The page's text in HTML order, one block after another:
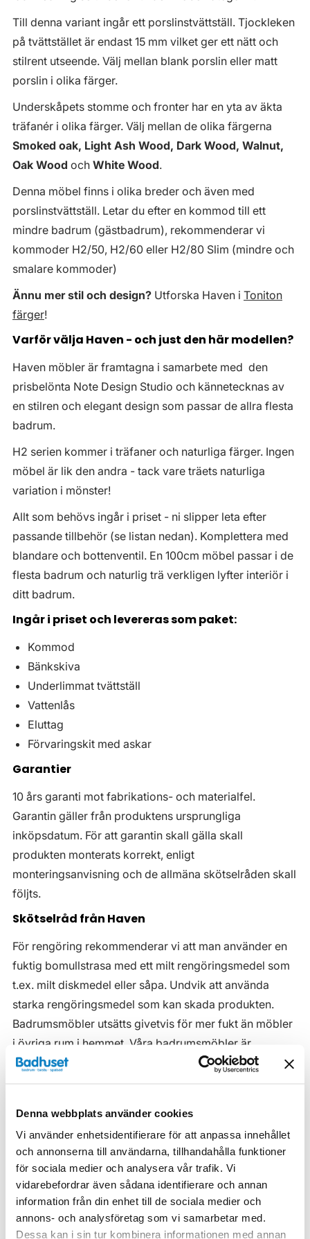
Denna webbplats använder cookies
Vi använder enhetsidentifierare för att anpassa innehållet
och annonserna till användarna, tillhandahålla funktioner
för sociala medier och analysera vår trafik. Vi
vidarebefordrar även sådana identifierare och annan
information från din enhet till de sociala medier och
annons- och analysföretag som vi samarbetar med.
Dessa kan i sin tur kombinera informationen med annan
Till denna variant ingår ett porslinstvättställ. Tjockleken
på tvättstället är endast 15 mm vilket ger ett nätt och
stilrent utseende. Välj mellan blank porslin eller matt
porslin i olika färger.
Underskåpets stomme och fronter har en yta av äkta
träfanér i olika färger. Välj mellan de olika färgerna
Smoked oak, Light Ash Wood, Dark Wood, Walnut,
Oak Wood och White Wood.
Denna möbel finns i olika breder och även med
porslinstvättställ. Letar du efter en kommod till ett
mindre badrum (gästbadrum), rekommenderar vi
kommoder H2/50, H2/60 eller H2/80 Slim (mindre och
smalare kommoder)
Ännu mer stil och design? Utforska Haven i Toniton
färger!
Varför välja Haven - och just den här modellen?
Haven möbler är framtagna i samarbete med den
prisbelönta Note Design Studio och kännetecknas av
en stilren och elegant design som passar de allra flesta
badrum.
H2 serien kommer i träfaner och naturliga färger. Ingen
möbel är lik den andra - tack vare träets naturliga
variation i mönster!
Allt som behövs ingår i priset - ni slipper leta efter
passande tillbehör (se listan nedan). Komplettera med
blandare och bottenventil. En 100cm möbel passar i de
flesta badrum och naturlig trä verkligen lyfter interiör i
ditt badrum.
Ingår i priset och levereras som paket:
Kommod
Bänkskiva
Underlimmat tvättställ
Vattenlås
Eluttag
Förvaringskit med askar
Garantier
10 års garanti mot fabrikations- och materialfel.
Garantin gäller från produktens ursprungliga
inköpsdatum. För att garantin skall gälla skall
produkten monterats korrekt, enligt
monteringsanvisning och de allmäna skötselråden skall
följts.
Skötselråd från Haven
För rengöring rekommenderar vi att man använder en
fuktig bomullstrasa med ett milt rengöringsmedel som
t.ex. milt diskmedel eller såpa. Undvik att använda
starka rengöringsmedel som kan skada produkten.
Badrumsmöbler utsätts givetvis för mer fukt än möbler
i övriga rum i hemmet. Våra badrumsmöbler är
anpassade för badrummet och gjorda i fukttåliga
luftfuktighet.
Tänk på att se till att ventilationen är god och att
möblerna placeras på ett sådant avstånd från
badkar/dusch att vatten inte kan skvätta direkt på
möbeln. Blöta fläckar, även vanligt vatten, torkas upp
så snart som möjligt.